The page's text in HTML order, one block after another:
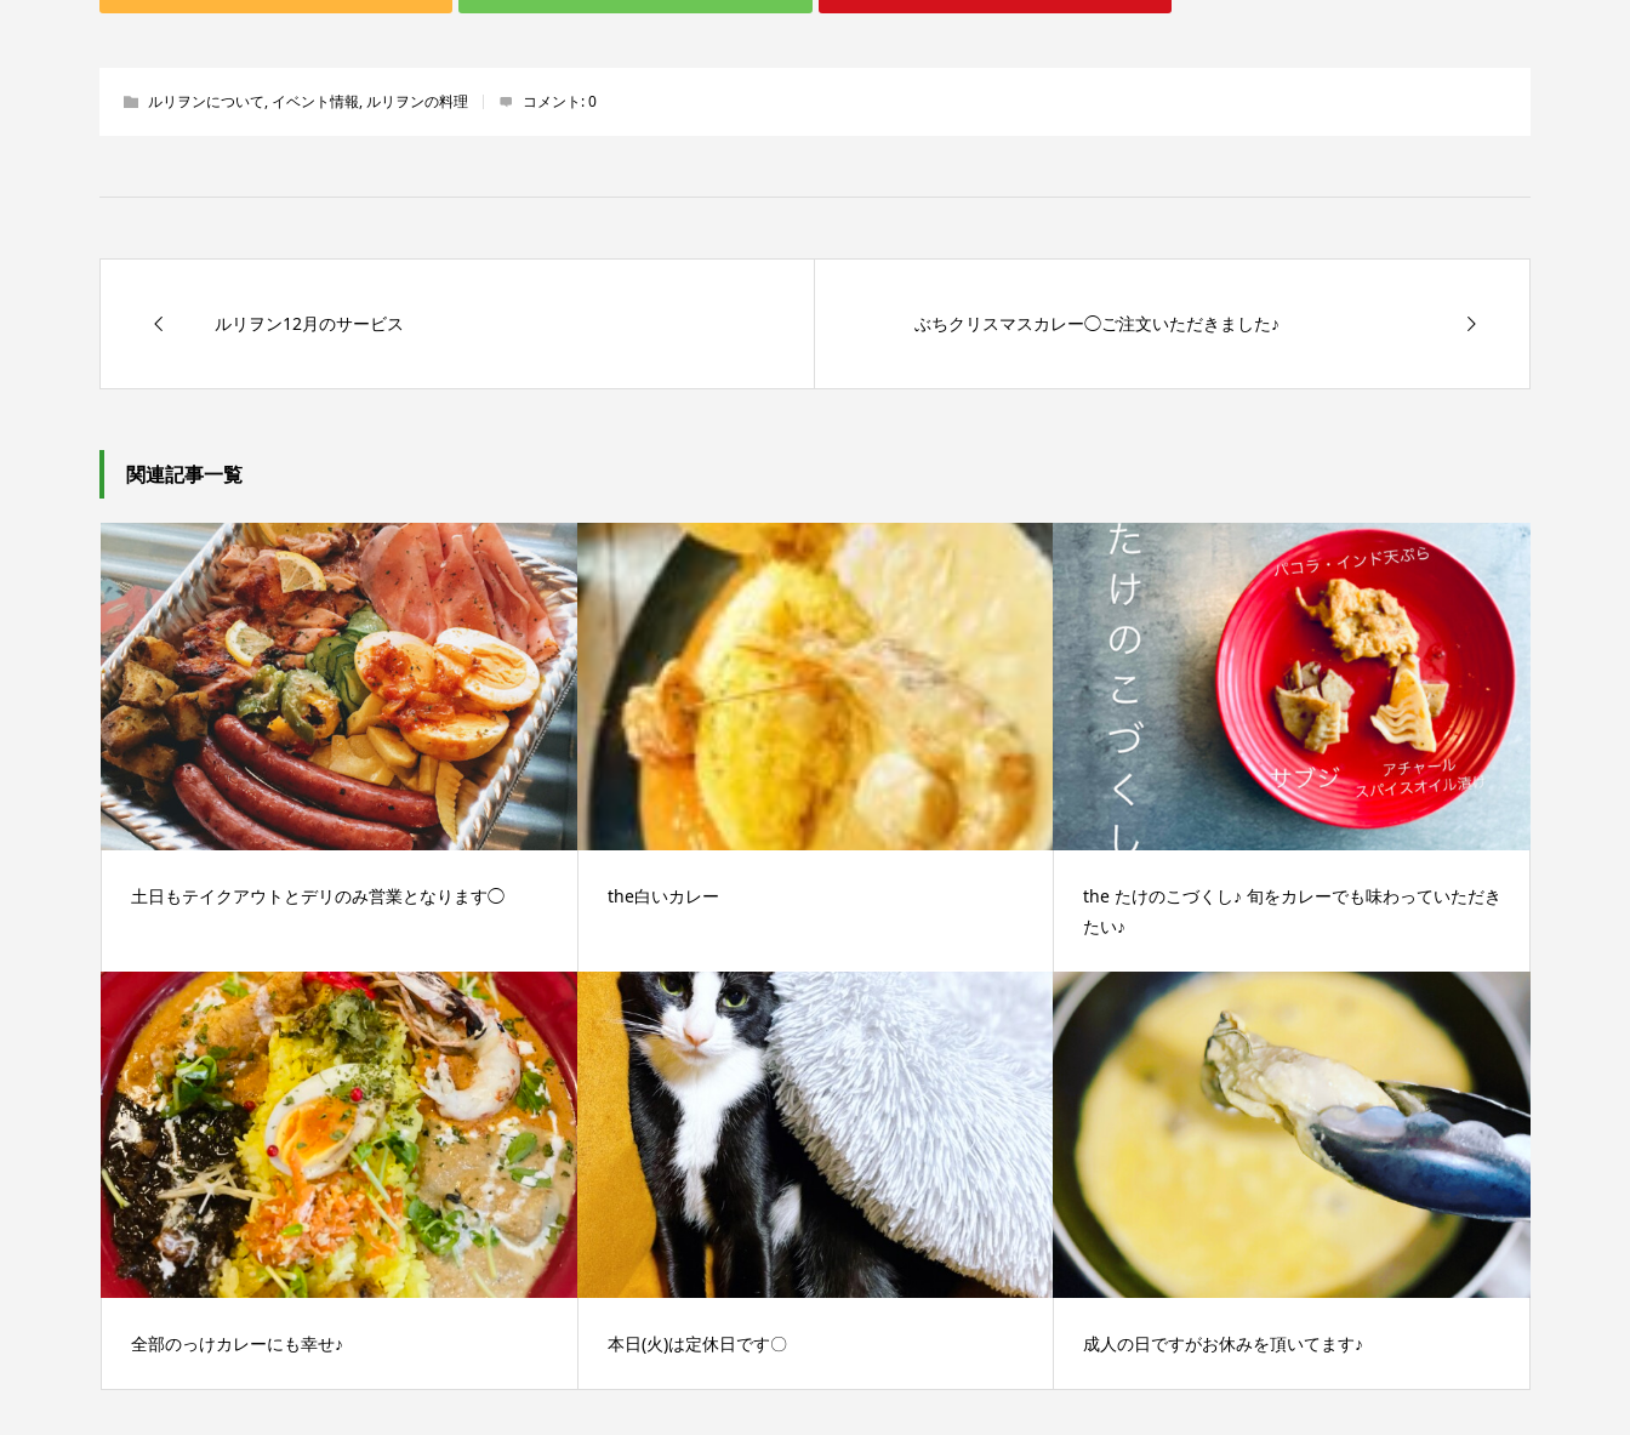
ルリヲンについて, イベント情報, ルリヲンの料理 コメント:0
ルリヲン12月のサービス ぶちクリスマスカレー◯ご注文いただきました♪
関連記事一覧
土日もテイクアウトとデリのみ営業となります◯ the白いカレー
the たけのこづくし♪ 旬をカレーでも味わっていただき
たい♪
全部のっけカレーにも幸せ♪ 本日(火)は定休日です〇 成人の日ですがお休みを頂いてます♪